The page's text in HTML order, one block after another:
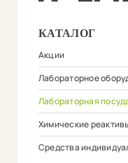
КАТАЛОГ
Акции
Лабораторное
Лабораторная
Химические
Средства